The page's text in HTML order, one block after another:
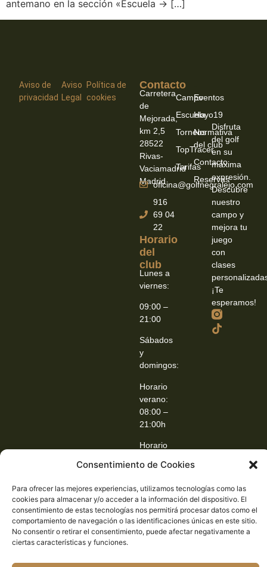
Consentimiento de Cookies
Para ofrecer las mejores experiencias, utilizamos tecnologías como las
cookies para almacenar y/o acceder a la información del dispositivo. El
consentimiento de estas tecnologías nos permitirá procesar datos como el
comportamiento de navegación o las identificaciones únicas en este sitio.
No consentir o retirar el consentimiento, puede afectar negativamente a
ciertas características y funciones.
antemano en la sección «Escuela -> […]
Disfruta
del golf
en su
máxima
expresión.
Descubre
nuestro
campo y
mejora tu
juego
con
clases
¡Te
esperamos!
-
Campo
Escuela
Torneos
TopTracer
Tarifas
Eventos
Hoyo19
Normativa
del club
Contacto
Reservas
Contacto
Carretera
de
Mejorada,
km 2,5
28522
Rivas-
Vaciamadrid
Madridoficina@golfnegralejo.com
916
69 04
22
Horario
del
club
Lunes a
viernes:
09:00 –
21:00
Sábados
y
domingos:
Horario
verano:
08:00 –
21:00h
Horario
08:30 –
Aviso de
privacidad
Aviso
Legal
Política de
cookies